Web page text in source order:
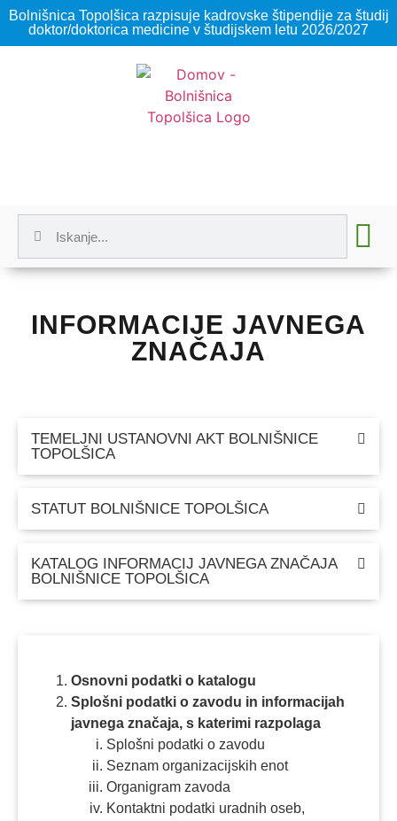
Bolnišnica Topolšica razpisuje kadrovske štipendije za študij
doktor/doktorica medicine v študijskem letu 2026/2027
INFORMACIJE JAVNEGA
ZNAČAJA​
TEMELJNI USTANOVNI AKT BOLNIŠNICE
TOPOLŠICA​
STATUT BOLNIŠNICE TOPOLŠICA
KATALOG INFORMACIJ JAVNEGA ZNAČAJA
BOLNIŠNICE TOPOLŠICA​
Osnovni podatki o katalogu
Splošni podatki o zavodu in informacijah
javnega značaja, s katerimi razpolaga
Splošni podatki o zavodu
Seznam organizacijskih enot
Organigram zavoda
Kontaktni podatki uradnih oseb,